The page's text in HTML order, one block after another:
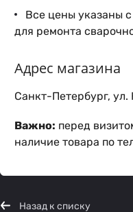
Все цены указаны
для ремонта
Адрес магазина
Санкт-Петербург, ул.
Важно: перед
наличие товара по
Назад к списку